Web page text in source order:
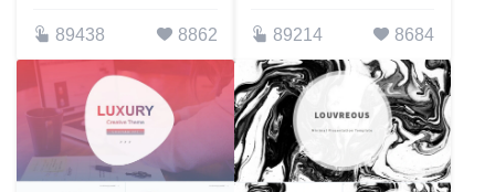
89438 8862 89214 8684